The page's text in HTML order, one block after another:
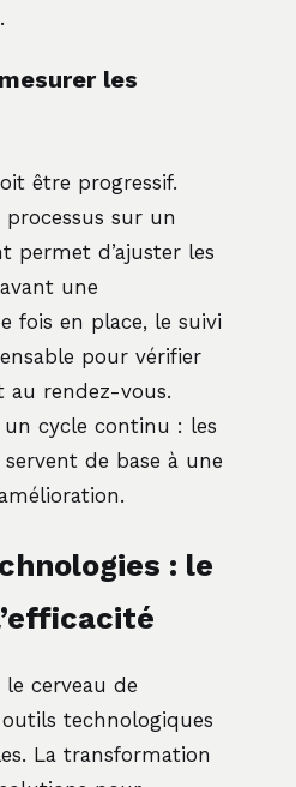
les
être progressif.
processus sur un
permet d’ajuster les
une
fois en place, le suivi
pour vérifier
au rendez-vous.
un cycle continu : les
de base à une
: le
cerveau de
technologiques
La transformation